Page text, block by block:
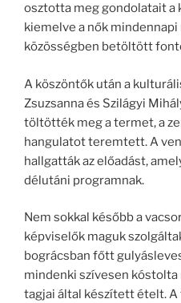
osztotta meg gondolatait a
kiemelve a nők mindennapi
közösségben betöltött
A köszöntők után a
Zsuzsanna és Szilágyi
töltötték meg a termet, a
hangulatot teremtett. A
hallgatták az előadást,
délutáni programnak.
Nem sokkal később a
képviselők maguk
bográcsban főtt
mindenki szívesen
tagjai által készített ételt.